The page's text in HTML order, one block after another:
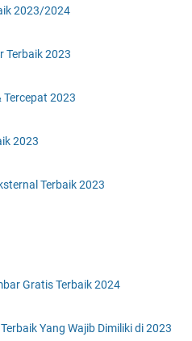
2023/2024
Terbaik 2023
Tercepat 2023
2023
Terbaik 2023
Gratis Terbaik 2024
Yang Wajib Dimiliki di 2023